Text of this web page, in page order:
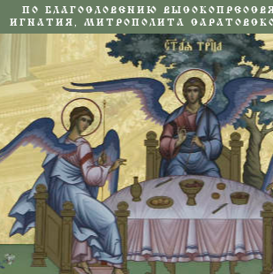
ПО БЛАГОСЛОВЕНИЮ
ИГНАТИЯ, МИТРОПОЛИТА